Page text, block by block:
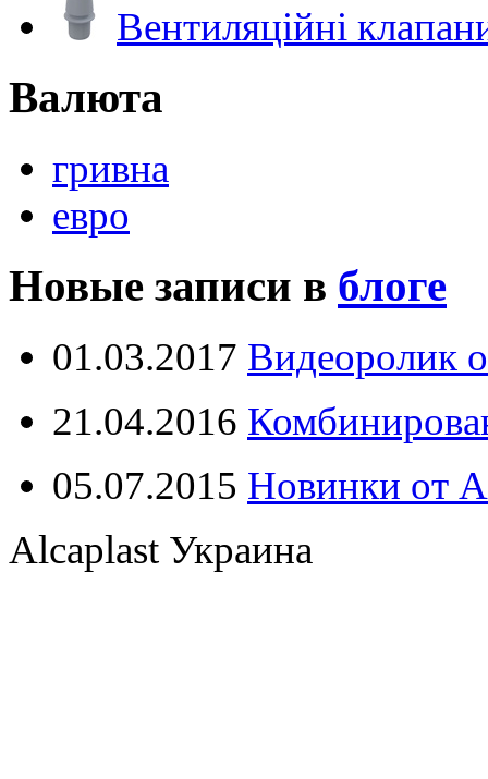
Вентиляційні
Валюта
гривна
евро
Новые записи в блоге
01.03.2017 Видеоролик
21.04.2016
05.07.2015 Новинки от
Alcaplast Украина